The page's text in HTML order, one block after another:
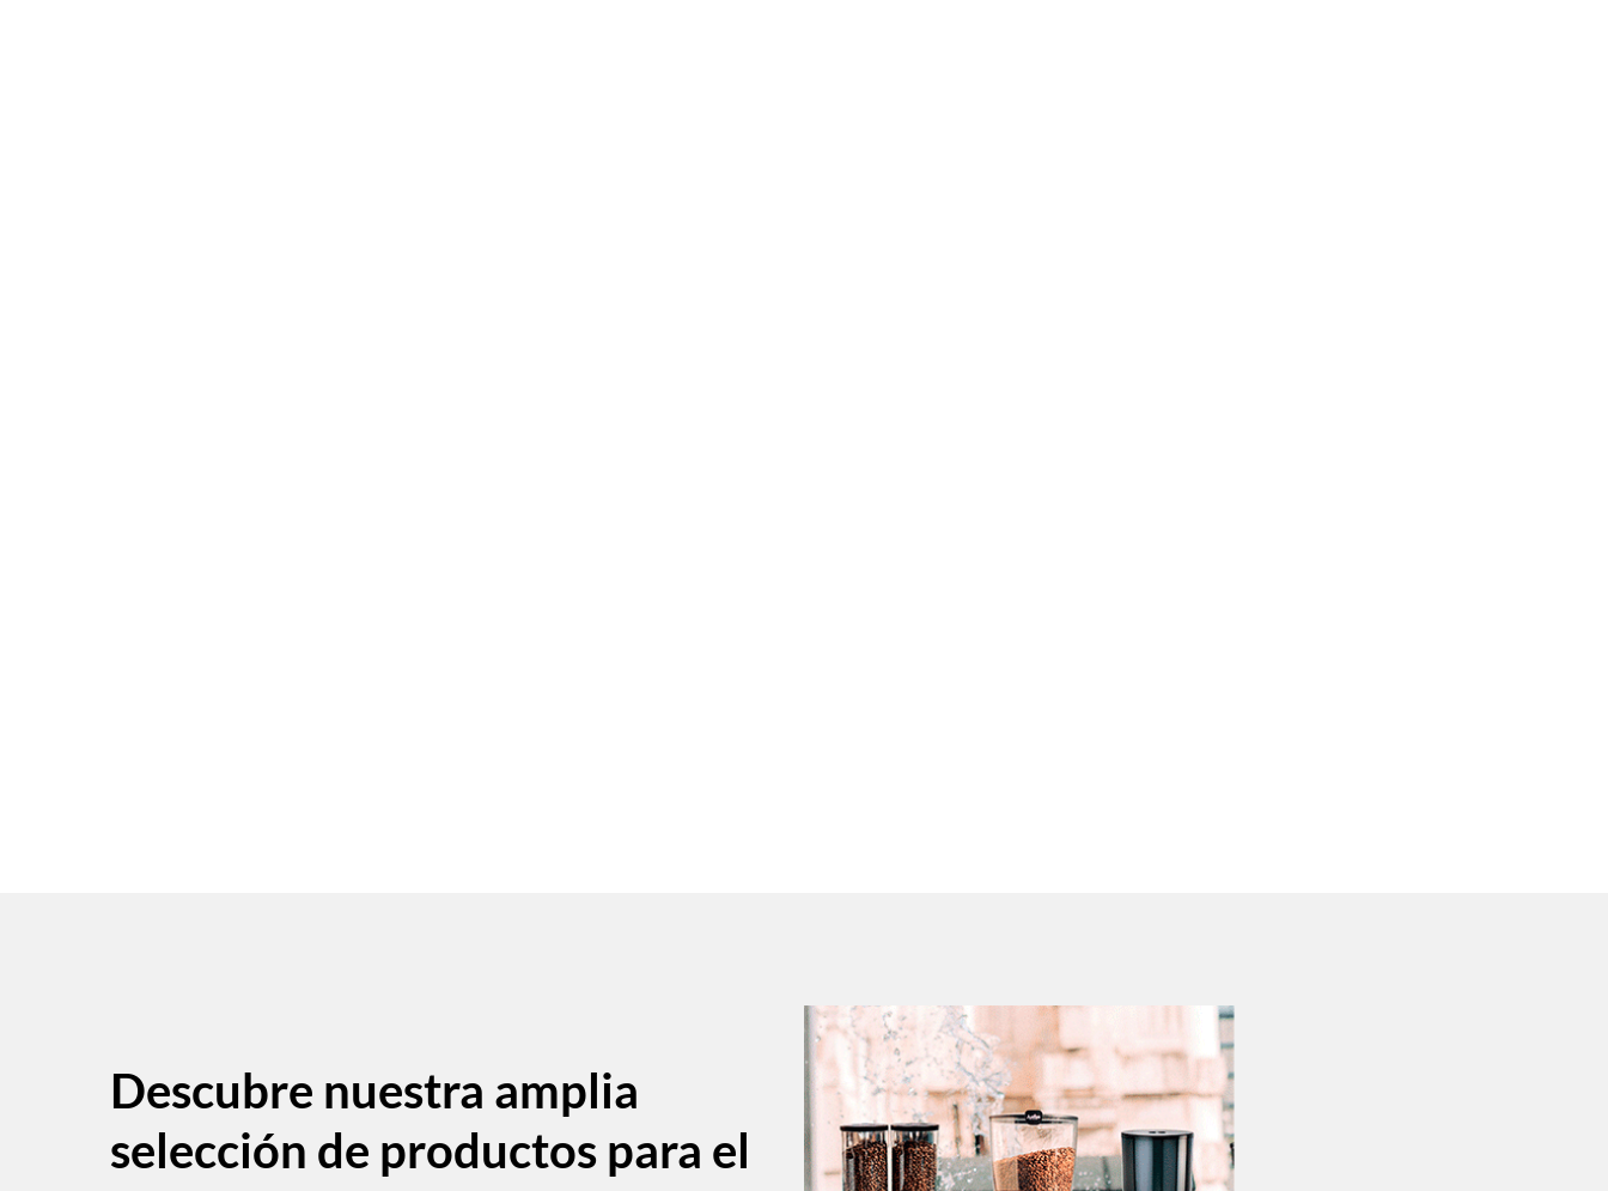
Descubre nuestra amplia
selección de productos para el